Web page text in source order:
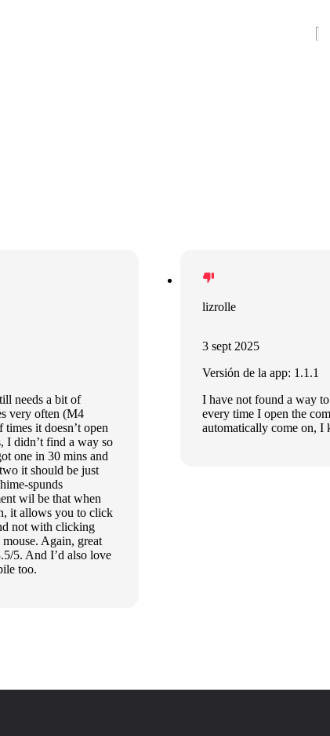
needs a bit of
very often (M4
it doesn’t open
I didn’t find a way so
one in 30 mins and
it should be just
spunds
wil be that when
it allows you to click
not with clicking
Again, great
5. And I’d also love
too.
lizrolle
3 sept 2025
Versión de la app: 1.1.1
I have not found a way
every time I open the
automatically come on, I